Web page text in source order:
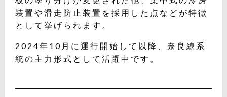
装置や滑走防止装置を採用した点などが特徴
として挙げられます。
2024年10月に運行開始して以降、奈良線系
統の主力形式として活躍中です。